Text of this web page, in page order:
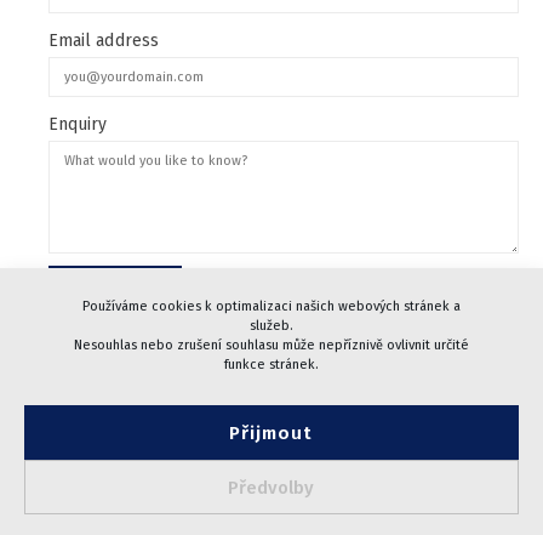
Používáme cookies k optimalizaci našich webových stránek a
služeb.
Nesouhlas nebo zrušení souhlasu může nepříznivě ovlivnit určité
funkce stránek.
Přijmout
Předvolby
Email address
Enquiry
© 2005-2024 CHARVÁT Pacovské strojírny, a.s.
| Designed bywebidea.cz
Terms and Conditions